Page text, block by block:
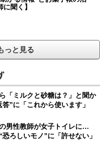
聞く】
っと見る
「ミルクと砂糖は？」と聞か
”に「これから使います」
の男性教師が女子トイレに…
ろしいモノ”に「許せない」